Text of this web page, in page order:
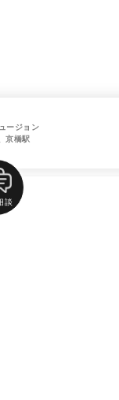
ージョン
京橋駅
談